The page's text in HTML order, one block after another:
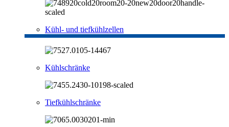
Kühl- und tiefkühlzellen
Kühlschränke
Tiefkühlschränke